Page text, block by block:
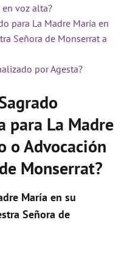
voz alta?
para La Madre María en
Señora de Monserrat a
por Agesta?
para La Madre
o Advocación
Monserrat?
María en su
Señora de